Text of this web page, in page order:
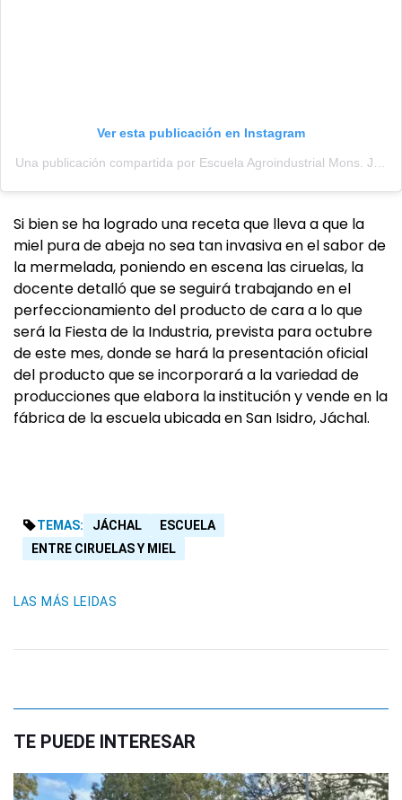
Ver esta publicación en Instagram
Una publicación compartida por Escuela Agroindustrial Mons. Juan Antonio Videla Cuello (@esc.agroindustrialvidelacuello)
Si bien se ha logrado una receta que lleva a que la
miel pura de abeja no sea tan invasiva en el sabor de
la mermelada, poniendo en escena las ciruelas, la
docente detalló que se seguirá trabajando en el
perfeccionamiento del producto de cara a lo que
será la Fiesta de la Industria, prevista para octubre
de este mes, donde se hará la presentación oficial
del producto que se incorporará a la variedad de
producciones que elabora la institución y vende en la
fábrica de la escuela ubicada en San Isidro, Jáchal.
TEMAS: JÁCHAL
ESCUELA
ENTRE CIRUELAS Y MIEL
LAS MÁS LEIDAS
TE PUEDE INTERESAR